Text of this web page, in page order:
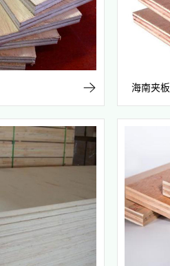
海南夹板